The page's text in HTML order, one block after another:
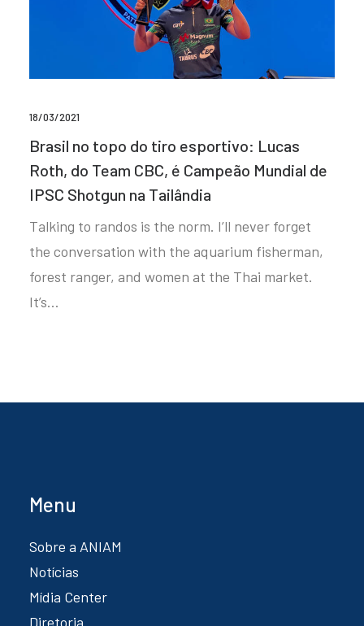
18/03/2021
Brasil no topo do tiro esportivo: Lucas
Roth, do Team CBC, é Campeão Mundial de
IPSC Shotgun na Tailândia
Talking to randos is the norm. I’ll never forget
the conversation with the aquarium fisherman,
forest ranger, and women at the Thai market.
It’s…
Menu
Sobre a ANIAM
Notícias
Mídia Center
Diretoria